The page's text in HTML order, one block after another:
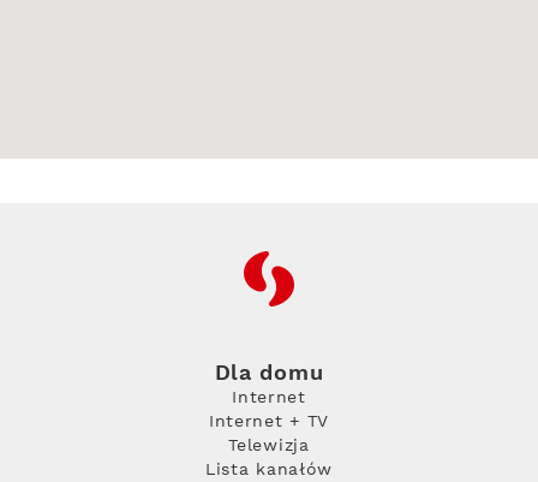
RFC
Dla domu
Internet
Internet + TV
Telewizja
Lista kanałów